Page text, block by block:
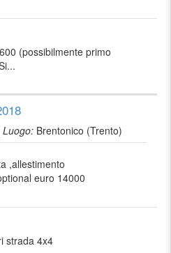
(possibilmente primo
Luogo: Brentonico (Trento)
,allestimento
euro 14000
strada 4x4